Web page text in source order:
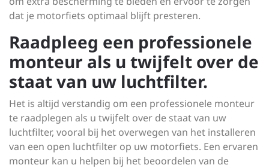
dat je motorfiets optimaal blijft presteren.
Raadpleeg een professionele
monteur als u twijfelt over de
staat van uw luchtfilter.
Het is altijd verstandig om een professionele monteur
te raadplegen als u twijfelt over de staat van uw
luchtfilter, vooral bij het overwegen van het installeren
van een open luchtfilter op uw motorfiets. Een ervaren
monteur kan u helpen bij het beoordelen van de